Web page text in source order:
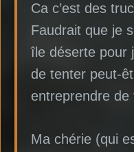
Ca c’est des
Faudrait que je
île déserte pour
de tenter peut-
entreprendre de
Ma chérie (qui